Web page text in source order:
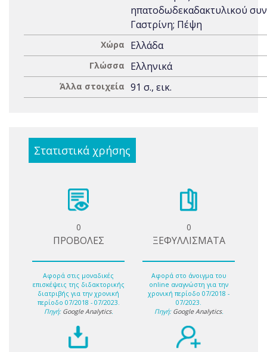
ηπατοδωδεκαδακτυλικού
Γαστρίνη; Πέψη
Χώρα Ελλάδα
Γλώσσα Ελληνικά
Άλλα στοιχεία 91 σ., εικ.
Στατιστικά χρήσης
0
ΠΡΟΒΟΛΕΣ
Αφορά στις μοναδικές
επισκέψεις της διδακτορικής
διατριβής για την χρονική
περίοδο 07/2018 - 07/2023.
Πηγή: Google Analytics.
0
ΞΕΦΥΛΛΙΣΜΑΤΑ
Αφορά στο άνοιγμα του
online αναγνώστη για την
χρονική περίοδο 07/2018 -
07/2023.
Πηγή: Google Analytics.